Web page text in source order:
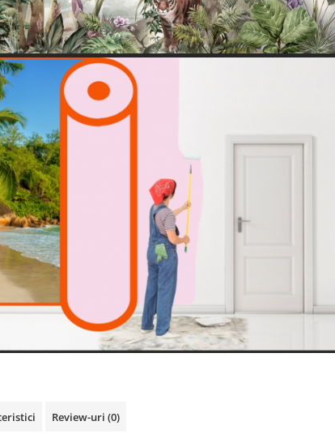
Review-uri (0)